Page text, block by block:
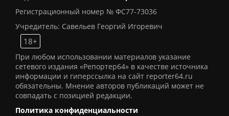
Регистрационный номер № ФС77-73036
Учредитель: Савельев Георгий Игоревич
18+
При любом использовании материалов указание
сетевого издания «Репортер64» в качестве источника
информации и гиперссылка на сайт reporter64.ru
обязательны. Мнение авторов публикаций может не
совпадать с позицией редакции.
Политика конфиденциальности